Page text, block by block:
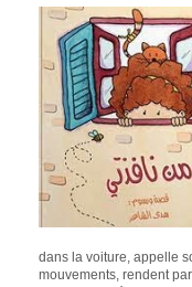
dans la voiture, appelle
mouvements, rendent